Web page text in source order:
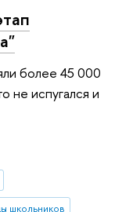
более 45 000
не испугался и
школьников